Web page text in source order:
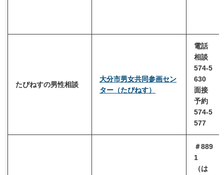
たぴねすの男性相談
大分市男女共同参画セン
ター（たぴねす）
電話
相談
574-5
630
面接
予約
574-5
577
＃889
1
（は